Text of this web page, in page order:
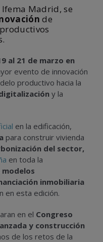
Ifema Madrid, se
de
al 21 de marzo en
evento de innovación
productivo hacia la
y la
en la edificación,
para construir vivienda
del sector,
en toda la
modelos
inmobiliaria
en esta edición.
en el Congreso
y construcción
de los retos de la